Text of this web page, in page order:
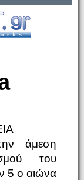
άμεση
του
5 ο αιώνα